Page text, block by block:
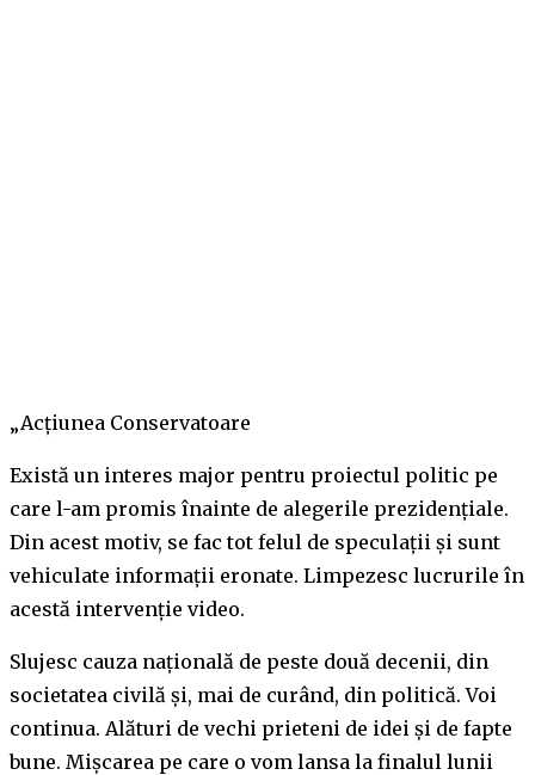
„Acțiunea Conservatoare
Există un interes major pentru proiectul politic pe
care l-am promis înainte de alegerile prezidențiale.
Din acest motiv, se fac tot felul de speculații și sunt
vehiculate informații eronate. Limpezesc lucrurile în
acestă intervenție video.
Slujesc cauza națională de peste două decenii, din
societatea civilă și, mai de curând, din politică. Voi
continua. Alături de vechi prieteni de idei și de fapte
bune. Mișcarea pe care o vom lansa la finalul lunii